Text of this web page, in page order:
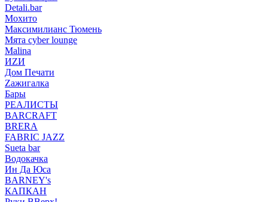
Detali.bar
Мохито
Максимилианс Тюмень
Мята cyber lounge
Malina
ИZИ
Дом Печати
Zажигалка
Бары
РЕАЛИСТЫ
BARCRAFT
BRERA
FABRIC JAZZ
Sueta bar
Водокачка
Ин Да Юса
BARNEY's
КАПКАН